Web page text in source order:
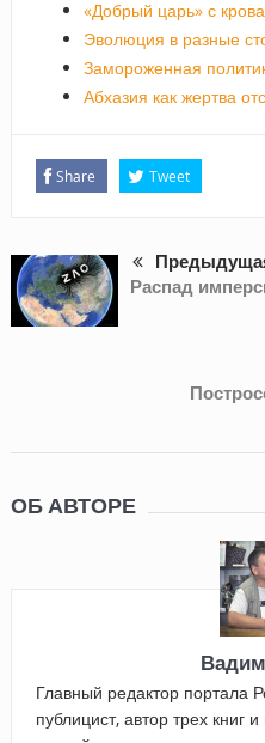
«Добрый царь» с
Эволюция в разные
Замороженная
Абхазия как жертва
Share Tweet
Распад
ОБ АВТОРЕ
Главный редактор портала
публицист, автор трех книг